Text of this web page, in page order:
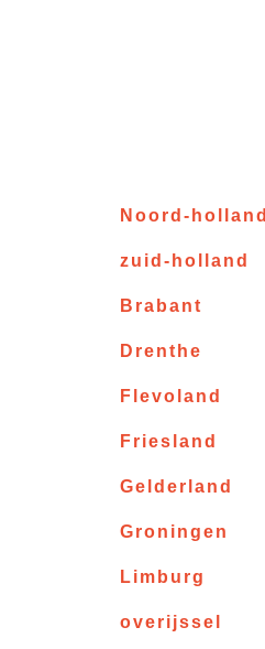
Noord-holland
zuid-holland
Brabant
Drenthe
Flevoland
Friesland
Gelderland
Groningen
Limburg
overijssel